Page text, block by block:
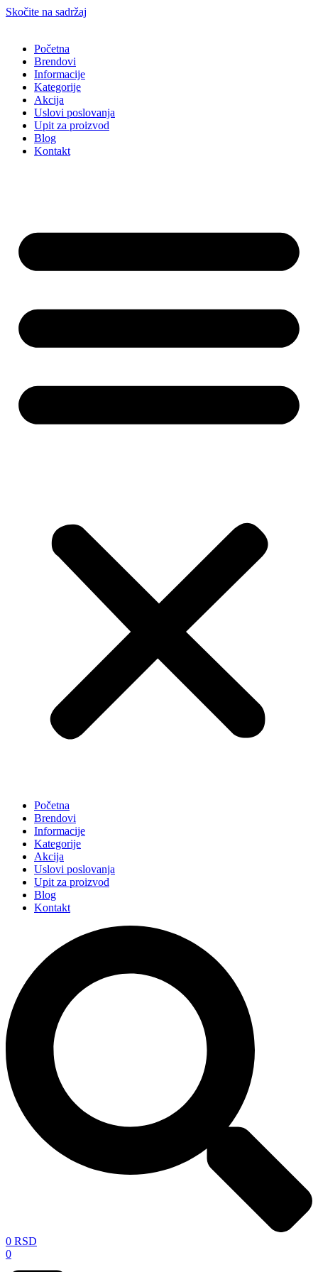
Skočite na sadržaj
Početna
Brendovi
Informacije
Kategorije
Akcija
Uslovi poslovanja
Upit za proizvod
Blog
Kontakt
Početna
Brendovi
Informacije
Kategorije
Akcija
Uslovi poslovanja
Upit za proizvod
Blog
Kontakt
0 RSD
0